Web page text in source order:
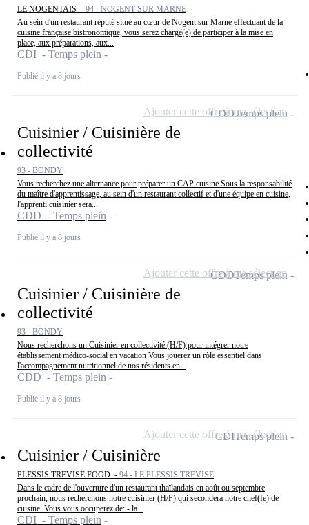
LE NOGENTAIS - 94 - NOGENT SUR MARNE
Au sein d'un restaurant réputé situé au cœur de Nogent sur Marne effectuant de la
cuisine française bistronomique, vous serez chargé(e) de participer à la mise en
place, aux préparations, aux...
CDI - Temps plein
Publié il y a 8 jours
Cuisinier / Cuisinière de
collectivité
93 - BONDY
Vous recherchez une alternance pour préparer un CAP cuisine Sous la responsabilité
du maître d'apprentissage, au sein d'un restaurant collectif et d'une équipe en cuisine,
l'apprenti cuisinier sera...
CDD - Temps plein
Publié il y a 8 jours
CDDTemps plein
Ajouter cette offre à ma sélection
Cuisinier / Cuisinière de
collectivité
93 - BONDY
Nous recherchons un Cuisinier en collectivité (H/F) pour intégrer notre
établissement médico-social en vacation Vous jouerez un rôle essentiel dans
l'accompagnement nutritionnel de nos résidents en...
CDD - Temps plein
Publié il y a 8 jours
CDDTemps plein
Ajouter cette offre à ma sélection
Cuisinier / Cuisinière
PLESSIS TREVISE FOOD - 94 - LE PLESSIS TREVISE
Dans le cadre de l'ouverture d'un restaurant thaïlandais en août ou septembre
prochain, nous recherchons notre cuisinier (H/F) qui secondera notre chef(fe) de
cuisine. Vous vous occuperez de: - la...
CDI - Temps plein
CDITemps plein
Ajouter cette offre à ma sélection